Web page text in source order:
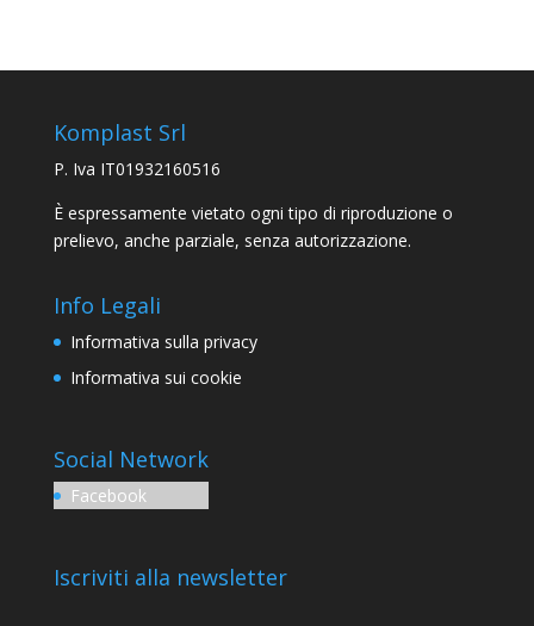
Komplast Srl
P. Iva IT01932160516
È espressamente vietato ogni tipo di riproduzione o
prelievo, anche parziale, senza autorizzazione.
Info Legali
Informativa sulla privacy
Informativa sui cookie
Social Network
Facebook
Iscriviti alla newsletter